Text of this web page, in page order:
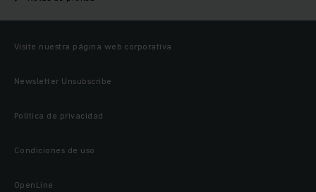
Visite nuestra página web corporativa
Newsletter Unsubscribe
Política de privacidad
Condiciones de uso
OpenLine